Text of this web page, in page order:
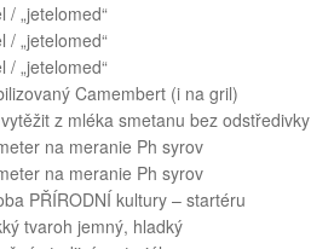
/ „jetelomed“
/ „jetelomed“
/ „jetelomed“
Camembert (i na gril)
z mléka smetanu bez odstředivky
na meranie Ph syrov
na meranie Ph syrov
PŘÍRODNÍ kultury – startéru
tvaroh jemný, hladký